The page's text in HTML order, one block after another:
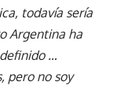
todavía sería
Argentina ha
…
pero no soy